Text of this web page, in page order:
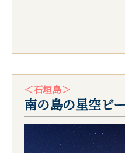
＜石垣島＞
南の島の星空ビ